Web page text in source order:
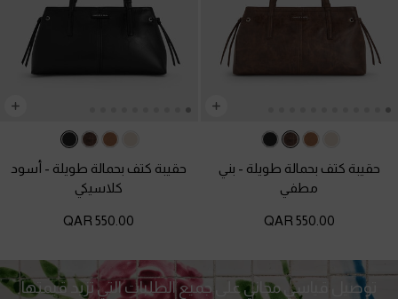
حقيبة كتف بحمالة طويلة - بني
مطفي
550.00 QAR
حقيبة كتف بحمالة طويلة - أسود
كلاسيكي
550.00 QAR
توصيل قياسي مجاني على جميع الطلبات التي تزيد قيمتها